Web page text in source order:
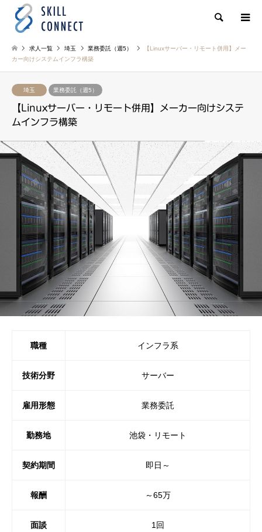
検索
求人一覧 埼玉 業務委託（週5）
【Linuxサーバー・リモート併用】メー
カー向けシステムインフラ構築
埼玉 業務委託（週5）
【Linuxサーバー・リモート併用】メーカー向けシステ
ムインフラ構築
職種 インフラ系
技術分野 サーバー
雇用形態 業務委託
勤務地 池袋・リモート
契約期間 即日～
報酬 ～65万
面談 1回